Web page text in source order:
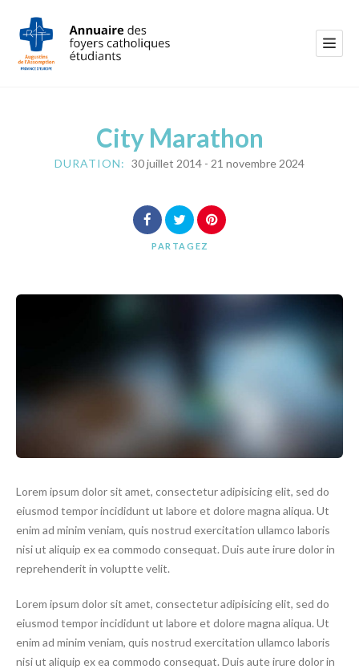
City Marathon
DURATION: 30 juillet 2014 - 21 novembre 2024
PARTAGEZ
Lorem ipsum dolor sit amet, consectetur adipisicing elit, sed do
eiusmod tempor incididunt ut labore et dolore magna aliqua. Ut
enim ad minim veniam, quis nostrud exercitation ullamco laboris
nisi ut aliquip ex ea commodo consequat. Duis aute irure dolor in
reprehenderit in voluptte velit.
Lorem ipsum dolor sit amet, consectetur adipisicing elit, sed do
eiusmod tempor incididunt ut labore et dolore magna aliqua. Ut
enim ad minim veniam, quis nostrud exercitation ullamco laboris
nisi ut aliquip ex ea commodo consequat. Duis aute irure dolor in